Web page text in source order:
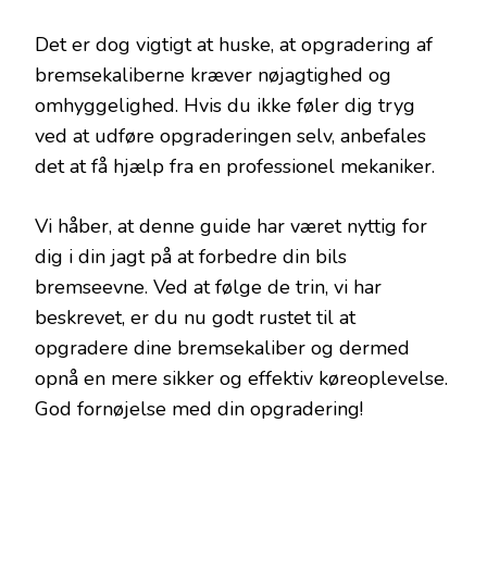
Det er dog vigtigt at huske, at opgradering af
bremsekaliberne kræver nøjagtighed og
omhyggelighed. Hvis du ikke føler dig tryg
ved at udføre opgraderingen selv, anbefales
det at få hjælp fra en professionel mekaniker.
Vi håber, at denne guide har været nyttig for
dig i din jagt på at forbedre din bils
bremseevne. Ved at følge de trin, vi har
beskrevet, er du nu godt rustet til at
opgradere dine bremsekaliber og dermed
opnå en mere sikker og effektiv køreoplevelse.
God fornøjelse med din opgradering!